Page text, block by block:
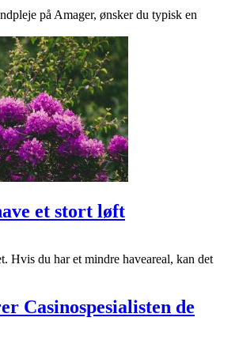
på Amager, ønsker du typisk en
et stort løft
Hvis du har et mindre haveareal, kan det
Casinospesialisten de